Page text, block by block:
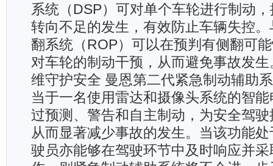
系统（DSP）可对单个车轮进行制动
转向不足的发生，有效防止车辆失控
翻系统（ROP）可以在预判有侧翻可
对车轮的制动干预，从而避免事故发
维守护安全 曼恩第二代紧急制动辅助
当于一名使用雷达和摄像头系统的智
过预测、警告和自主制动，为安全驾
从而显著减少事故的发生。当该功能
驶员亦能够在驾驶环节中及时响应并